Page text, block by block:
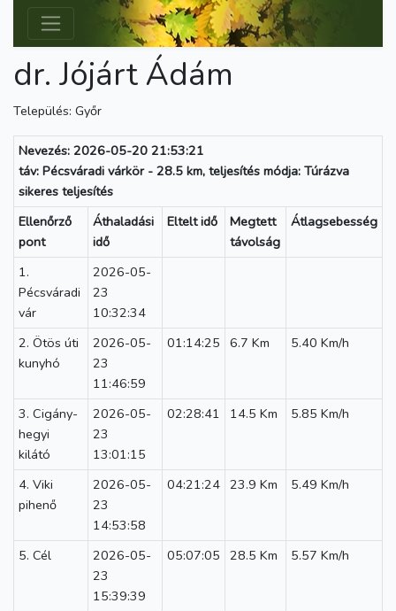
dr. Jójárt Ádám
Település: Győr
Nevezés: 2026-05-20 21:53:21
táv: Pécsváradi várkör - 28.5 km, teljesítés módja: Túrázva
sikeres teljesítés
Ellenőrző
pont
Áthaladási
idő
Eltelt idő
Megtett
távolság
Átlagsebesség
1.
Pécsváradi
vár
2026-05-
23
10:32:34
2. Ötös úti
kunyhó
2026-05-
23
11:46:59
01:14:25 6.7 Km 5.40 Km/h
3. Cigány-
hegyi
kilátó
2026-05-
23
13:01:15
02:28:41 14.5 Km 5.85 Km/h
4. Viki
pihenő
2026-05-
23
14:53:58
04:21:24 23.9 Km 5.49 Km/h
5. Cél
2026-05-
23
15:39:39
05:07:05 28.5 Km 5.57 Km/h